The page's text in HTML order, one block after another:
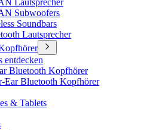
Lautsprecher
Subwoofers
Soundbars
Lautsprecher
entdecken
Bluetooth Kopfhörer
Ear Bluetooth Kopfhörer
& Tablets